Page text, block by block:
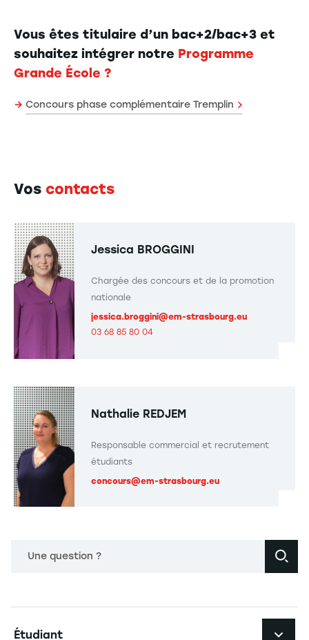
Vous êtes titulaire d’un bac+2/bac+3 et
souhaitez intégrer notre Programme
Grande École ?
→ Concours phase complémentaire Tremplin
Vos contacts
Jessica BROGGINI
Chargée des concours et de la promotion
nationale
jessica.broggini@em-strasbourg.eu
03 68 85 80 04
Nathalie REDJEM
Responsable commercial et recrutement
étudiants
concours@em-strasbourg.eu
Une question ?
Étudiant